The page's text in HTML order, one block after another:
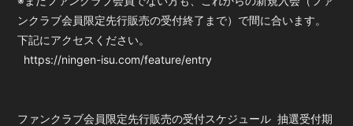
ンクラブ会員限定先行販売の受付終了まで）で間に合います。
下記にアクセスください。
https://ningen-isu.com/feature/entry
ファンクラブ会員限定先行販売の受付スケジュール 抽選受付期